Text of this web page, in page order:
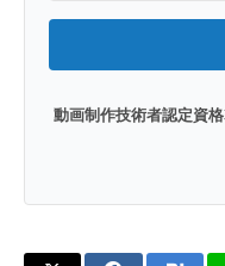
動画制作技術者認定資